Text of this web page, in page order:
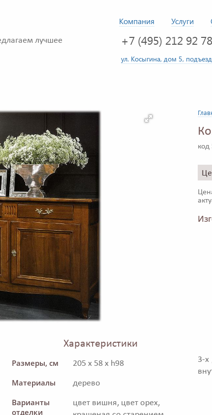
Компания Услуги
лучшее +7 (495) 212 92 78
ул. Косыгина, дом 5,
код
Характеристики
Размеры, см 205 x 58 x h98
Материалы дерево
Варианты
отделки
цвет вишня, цвет орех,
3-